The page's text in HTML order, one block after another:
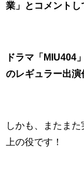
業」とコメントし
ドラマ「MIU404
のレギュラー出演
しかも、またま
上の役です！